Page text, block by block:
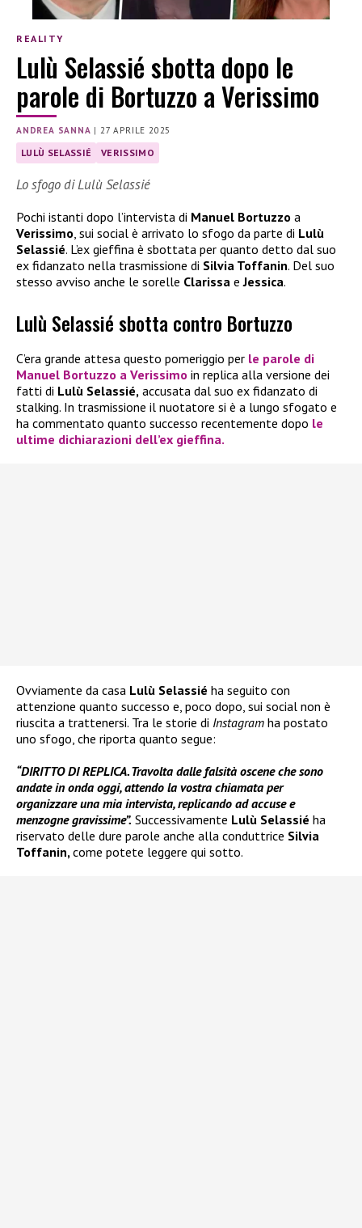
REALITY
Lulù Selassié sbotta dopo le
parole di Bortuzzo a Verissimo
ANDREA SANNA | 27 APRILE 2025
LULÙ SELASSIÉ VERISSIMO
Lo sfogo di Lulù Selassié
Pochi istanti dopo l’intervista di Manuel Bortuzzo a
Verissimo, sui social è arrivato lo sfogo da parte di Lulù
Selassié. L’ex gieffina è sbottata per quanto detto dal suo
ex fidanzato nella trasmissione di Silvia Toffanin. Del suo
stesso avviso anche le sorelle Clarissa eJessica.
Lulù Selassié sbotta contro Bortuzzo
C’era grande attesa questo pomeriggio per le parole di
Manuel Bortuzzo a Verissimo in replica alla versione dei
fatti di Lulù Selassié, accusata dal suo ex fidanzato di
stalking. In trasmissione il nuotatore si è a lungo sfogato e
ha commentato quanto successo recentemente dopo le
ultime dichiarazioni dell’ex gieffina.
Ovviamente da casa Lulù Selassié ha seguito con
attenzione quanto successo e, poco dopo, sui social non è
riuscita a trattenersi. Tra le storie di Instagram ha postato
uno sfogo, che riporta quanto segue:
“DIRITTO DI REPLICA. Travolta dalle falsità oscene che sono
andate in onda oggi, attendo la vostra chiamata per
organizzare una mia intervista, replicando ad accuse e
menzogne gravissime”. Successivamente Lulù Selassié ha
riservato delle dure parole anche alla conduttrice Silvia
Toffanin, come potete leggere qui sotto.